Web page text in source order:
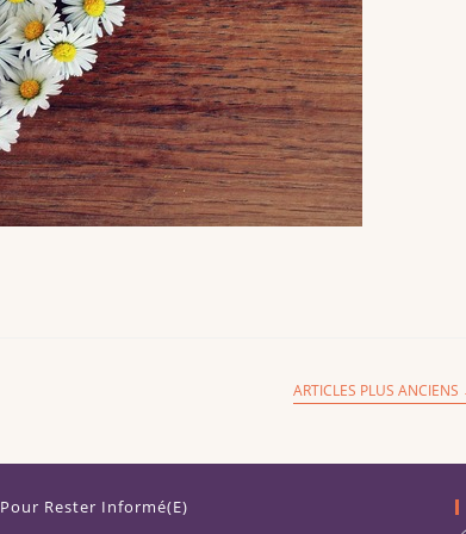
ARTICLES PLUS ANCIENS
Pour Rester Informé(e)